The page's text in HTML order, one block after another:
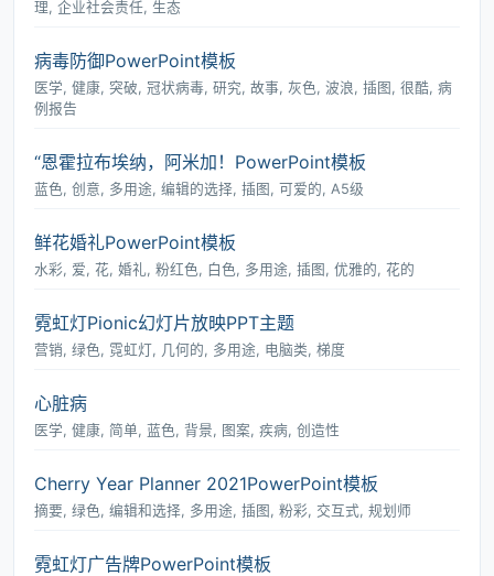
理, 企业社会责任, 生态
病毒防御PowerPoint模板
医学, 健康, 突破, 冠状病毒, 研究, 故事, 灰色, 波浪, 插图, 很酷, 病
例报告
“恩霍拉布埃纳，阿米加！PowerPoint模板
蓝色, 创意, 多用途, 编辑的选择, 插图, 可爱的, A5级
鲜花婚礼PowerPoint模板
水彩, 爱, 花, 婚礼, 粉红色, 白色, 多用途, 插图, 优雅的, 花的
霓虹灯Pionic幻灯片放映PPT主题
营销, 绿色, 霓虹灯, 几何的, 多用途, 电脑类, 梯度
心脏病
医学, 健康, 简单, 蓝色, 背景, 图案, 疾病, 创造性
Cherry Year Planner 2021PowerPoint模板
摘要, 绿色, 编辑和选择, 多用途, 插图, 粉彩, 交互式, 规划师
霓虹灯广告牌PowerPoint模板